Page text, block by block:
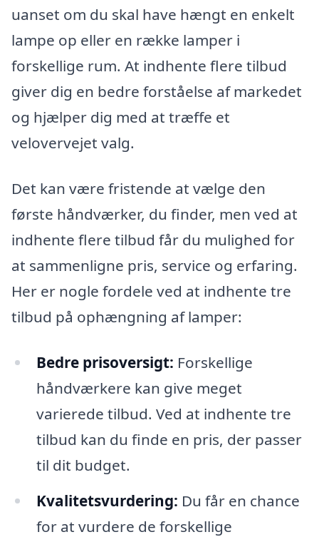
uanset om du skal have hængt en enkelt
lampe op eller en række lamper i
forskellige rum. At indhente flere tilbud
giver dig en bedre forståelse af markedet
og hjælper dig med at træffe et
velovervejet valg.
Det kan være fristende at vælge den
første håndværker, du finder, men ved at
indhente flere tilbud får du mulighed for
at sammenligne pris, service og erfaring.
Her er nogle fordele ved at indhente tre
tilbud på ophængning af lamper:
Bedre prisoversigt: Forskellige
håndværkere kan give meget
varierede tilbud. Ved at indhente tre
tilbud kan du finde en pris, der passer
til dit budget.
Kvalitetsvurdering: Du får en chance
for at vurdere de forskellige